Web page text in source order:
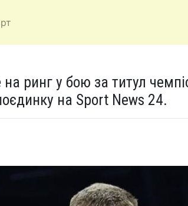
ринг у бою за титул
на Sport News 24.